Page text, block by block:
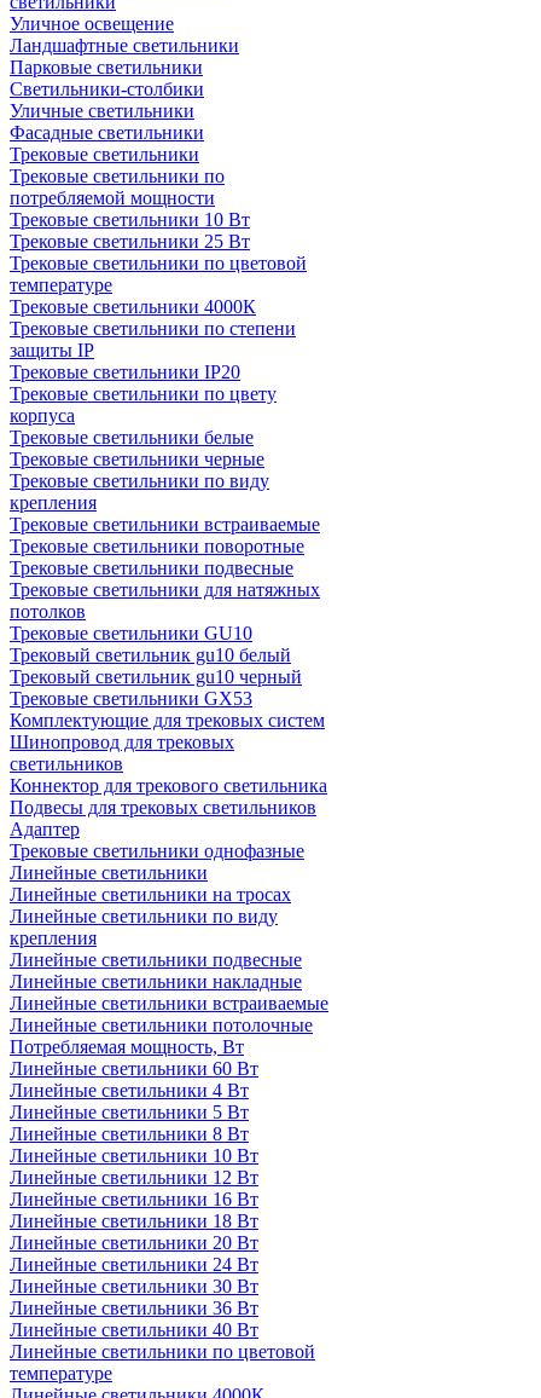
Уличное освещение
Ландшафтные светильники
Парковые светильники
Светильники-столбики
Уличные светильники
Фасадные светильники
Трековые светильники
Трековые светильники по
потребляемой мощности
Трековые светильники 10 Вт
Трековые светильники 25 Вт
Трековые светильники по цветовой
температуре
Трековые светильники 4000К
Трековые светильники по степени
защиты IP
Трековые светильники IP20
Трековые светильники по цвету
корпуса
Трековые светильники белые
Трековые светильники черные
Трековые светильники по виду
крепления
Трековые светильники встраиваемые
Трековые светильники поворотные
Трековые светильники подвесные
Трековые светильники для натяжных
потолков
Трековые светильники GU10
Трековый светильник gu10 белый
Трековый светильник gu10 черный
Трековые светильники GX53
Комплектующие для трековых систем
Шинопровод для трековых
светильников
Коннектор для трекового светильника
Подвесы для трековых светильников
Адаптер
Трековые светильники однофазные
Линейные светильники
Линейные светильники на тросах
Линейные светильники по виду
крепления
Линейные светильники подвесные
Линейные светильники накладные
Линейные светильники встраиваемые
Линейные светильники потолочные
Потребляемая мощность, Вт
Линейные светильники 60 Вт
Линейные светильники 4 Вт
Линейные светильники 5 Вт
Линейные светильники 8 Вт
Линейные светильники 10 Вт
Линейные светильники 12 Вт
Линейные светильники 16 Вт
Линейные светильники 18 Вт
Линейные светильники 20 Вт
Линейные светильники 24 Вт
Линейные светильники 30 Вт
Линейные светильники 36 Вт
Линейные светильники 40 Вт
Линейные светильники по цветовой
температуре